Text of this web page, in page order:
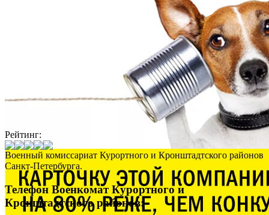
Рейтинг:
Военный комиссариат Курортного и Кронштадтского районов
Санкт-Петербурга.
Телефон Военкомат Курортного и
Кронштадтского районов: